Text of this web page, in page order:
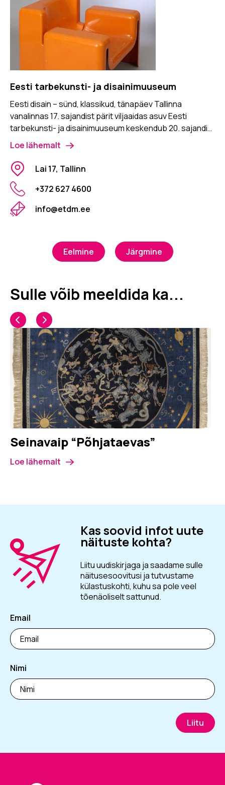
Eesti tarbekunsti- ja disainimuuseum
Eesti disain – sünd, klassikud, tänapäev Tallinna
vanalinnas 17. sajandist pärit viljaaidas asuv Eesti
tarbekunsti- ja disainimuuseum keskendub 20. sajandi…
Loe lähemalt
Lai 17, Tallinn
+372 627 4600
info@etdm.ee
Eelmine Järgmine
Sulle võib meeldida ka...
Seinavaip “Põhjataevas”
Loe lähemalt
Kas soovid infot uute
näituste kohta?
Liitu uudiskirjaga ja saadame sulle
näitusesoovitusi ja tutvustame
külastuskohti, kuhu sa pole veel
tõenäoliselt sattunud.
Email
Nimi
Liitu